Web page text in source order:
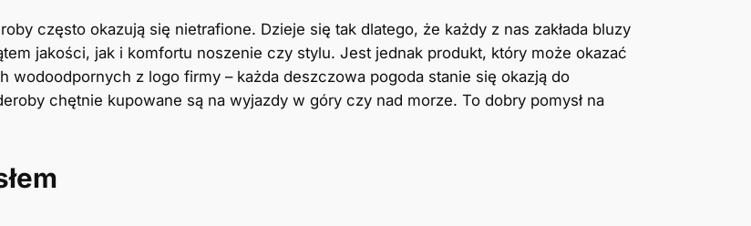
często okazują się nietrafione. Dzieje się tak dlatego, że każdy z nas zakłada bluzy
jakości, jak i komfortu noszenie czy stylu. Jest jednak produkt, który może okazać
wodoodpornych z logo firmy – każda deszczowa pogoda stanie się okazją do
chętnie kupowane są na wyjazdy w góry czy nad morze. To dobry pomysł na